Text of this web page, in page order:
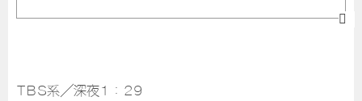
TBS系／深夜1：29